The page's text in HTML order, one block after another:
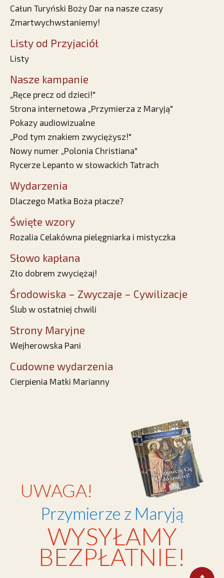
Całun Turyński Boży Dar na nasze czasy
Zmartwychwstaniemy!
Listy od Przyjaciół
Listy
Nasze kampanie
„Ręce precz od dzieci!"
Strona internetowa „Przymierza z Maryją"
Pokazy audiowizualne
„Pod tym znakiem zwyciężysz!"
Nowy numer „Polonia Christiana"
Rycerze Lepanto w słowackich Tatrach
Wydarzenia
Dlaczego Matka Boża płacze?
Święte wzory
Rozalia Celakówna pielęgniarka i mistyczka
Słowo kapłana
Zło dobrem zwyciężaj!
Środowiska – Zwyczaje – Cywilizacje
Ślub w ostatniej chwili
Strony Maryjne
Wejherowska Pani
Cudowne wydarzenia
Cierpienia Matki Marianny
UWAGA!
Przymierze z Maryją
WYSYŁAMY
BEZPŁATNIE!